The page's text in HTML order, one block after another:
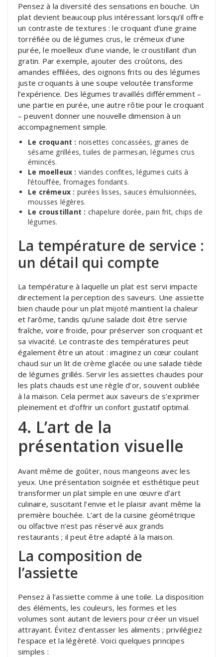
Pensez à la diversité des sensations en bouche. Un
plat devient beaucoup plus intéressant lorsqu’il offre
un contraste de textures : le croquant d’une graine
torréfiée ou de légumes crus, le crémeux d’une
purée, le moelleux d’une viande, le croustillant d’un
gratin. Par exemple, ajouter des croûtons, des
amandes effilées, des oignons frits ou des légumes
juste croquants à une soupe veloutée transforme
l’expérience. Des légumes travaillés différemment –
une partie en purée, une autre rôtie pour le croquant
– peuvent donner une nouvelle dimension à un
accompagnement simple.
Le croquant : noisettes concassées, graines de
sésame grillées, tuiles de parmesan, légumes crus
émincés.
Le moelleux : viandes confites, légumes cuits à
l’étouffée, fromages fondants.
Le crémeux : purées lisses, sauces émulsionnées,
mousses légères.
Le croustillant : chapelure dorée, pain frit, chips de
légumes.
La température de service :
un détail qui compte
La température à laquelle un plat est servi impacte
directement la perception des saveurs. Une assiette
bien chaude pour un plat mijoté maintient la chaleur
et l’arôme, tandis qu’une salade doit être servie
fraîche, voire froide, pour préserver son croquant et
sa vivacité. Le contraste des températures peut
également être un atout : imaginez un cœur coulant
chaud sur un lit de crème glacée ou une salade tiède
de légumes grillés. Servir les assiettes chaudes pour
les plats chauds est une règle d’or, souvent oubliée
à la maison. Cela permet aux saveurs de s’exprimer
pleinement et d’offrir un confort gustatif optimal.
4. L’art de la
présentation visuelle
Avant même de goûter, nous mangeons avec les
yeux. Une présentation soignée et esthétique peut
transformer un plat simple en une œuvre d’art
culinaire, suscitant l’envie et le plaisir avant même la
première bouchée. L’art de la cuisine géométrique
ou olfactive n’est pas réservé aux grands
restaurants ; il peut être adapté à la maison.
La composition de
l’assiette
Pensez à l’assiette comme à une toile. La disposition
des éléments, les couleurs, les formes et les
volumes sont autant de leviers pour créer un visuel
attrayant. Évitez d’entasser les aliments ; privilégiez
l’espace et la légèreté. Voici quelques principes
simples :